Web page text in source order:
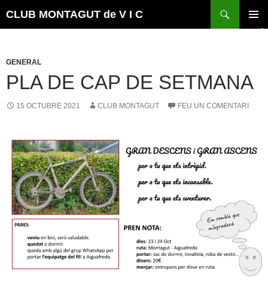
CLUB MONTAGUT de V I C
GENERAL
PLA DE CAP DE SETMANA
15 OCTUBRE 2021 CLUB MONTAGUT FEU UN COMENTARI